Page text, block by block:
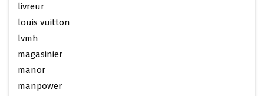
livreur
louis vuitton
lvmh
magasinier
manor
manpower